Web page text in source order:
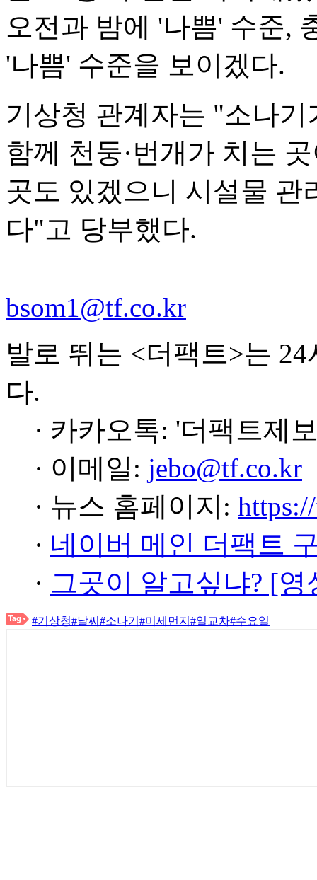
오전과 밤에 '나쁨' 수준,
'나쁨' 수준을 보이겠다.
기상청 관계자는 "소나
함께 천둥·번개가 치는
곳도 있겠으니 시설물 관
다"고 당부했다.
bsom1@tf.co.kr
발로 뛰는 <더팩트>는
다.
· 카카오톡: '더팩트제
· 이메일: jebo@tf.co.kr
· 뉴스 홈페이지:
· 네이버 메인 더팩트
· 그곳이 알고싶냐? [
#기상청#날씨 #소나기 #미세먼지 #일교차#수요일